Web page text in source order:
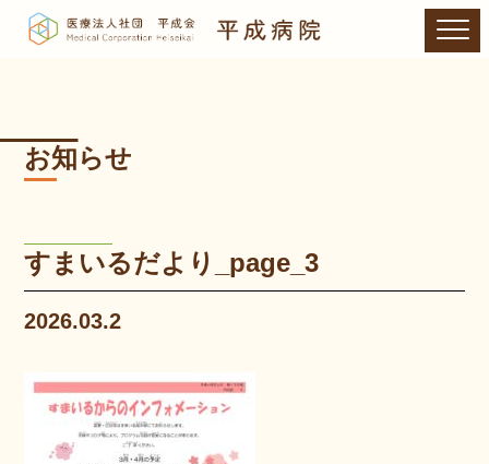
お知らせ
すまいるだより_page_3
2026.03.2